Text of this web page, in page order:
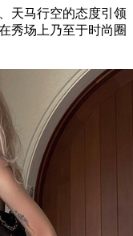
马行空的态度引领
秀场上乃至于时尚圈